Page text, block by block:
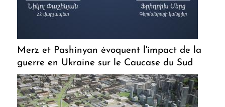
Merz et Pashinyan évoquent l'impact de la
guerre en Ukraine sur le Caucase du Sud